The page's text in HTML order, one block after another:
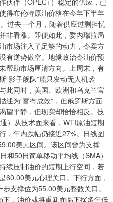
伙伴（OPEC+）稳定的供应，已
得布伦特原油价格在今年下半年
过去一个月，随着供应过剩担忧
非看涨。即便如此，委内瑞拉局
市场注入了足够的动力，令卖方
有逆势做空。地缘政治令油价预
帮助市场厘清方向。上周末，有
“影子舰队”船只发动无人机袭
此同时，美国、欧洲和乌克兰官
述为“富有成效”，但俄罗斯方面
望平静，但现实却恰恰相反。技
）从技术面来看，WTI原油短期
，年内跌幅仍接近27%。日线图
美元区间。该区间曾为支撑
和50日简单移动平均线（SMA）
续压制油价的短期上行空间，若
60.00美元心理关口。下行方面，
支撑位为55.00美元整数关口。
，油价或将重新面临下探多年低